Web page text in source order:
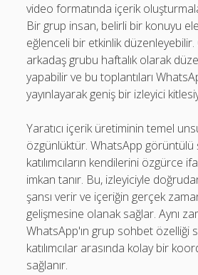
video formatında içerik
Bir grup insan, belirli bir konuyu
eğlenceli bir etkinlik
arkadaş grubu haftalık olarak
yapabilir ve bu toplantıları
yayınlayarak geniş bir izleyici
Yaratıcı içerik üretiminin temel
özgünlüktür. WhatsApp görüntülü
katılımcıların kendilerini özgürce
imkan tanır. Bu, izleyiciyle
şansı verir ve içeriğin gerçek
gelişmesine olanak sağlar. Aynı
WhatsApp'ın grup sohbet özelliği
katılımcılar arasında kolay bir
sağlanır.